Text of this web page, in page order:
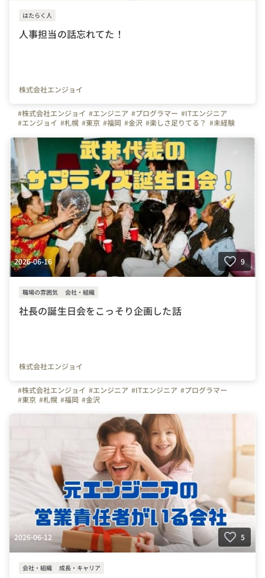
はたらく人
人事担当の話忘れてた！
株式会社エンジョイ
#株式会社エンジョイ #エンジニア #プログラマー #ITエンジニア
#エンジョイ #札幌 #東京 #福岡 #金沢 #楽しさ足りてる？ #未経験
2026-06-16 9
職場の雰囲気 会社・組織
社長の誕生日会をこっそり企画した話
株式会社エンジョイ
#株式会社エンジョイ #エンジニア #ITエンジニア #プログラマー
#東京 #札幌 #福岡 #金沢
2026-06-12 5
会社・組織 成長・キャリア